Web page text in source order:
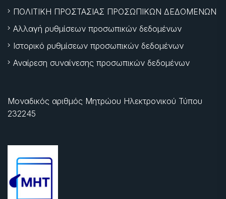
ΠΟΛΙΤΙΚΗ ΠΡΟΣΤΑΣΙΑΣ ΠΡΟΣΩΠΙΚΩΝ ΔΕΔΟΜΕΝΩΝ
Αλλαγή ρυθμίσεων προσωπικών δεδομένων
Ιστορικό ρυθμίσεων προσωπικών δεδομένων
Αναίρεση συναίνεσης προσωπικών δεδομένων
Μοναδικός αριθμός Μητρώου Ηλεκτρονικού Τύπου
232245